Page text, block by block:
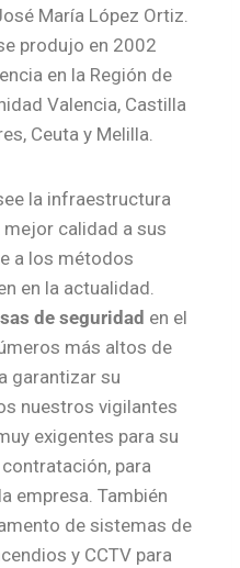
María López Ortiz.
produjo en 2002
en la Región de
Valencia, Castilla
Ceuta y Melilla.
la infraestructura
calidad a sus
a los métodos
en la actualidad.
de seguridad en el
más altos de
garantizar su
nuestros vigilantes
exigentes para su
para
empresa. También
de sistemas de
y CCTV para